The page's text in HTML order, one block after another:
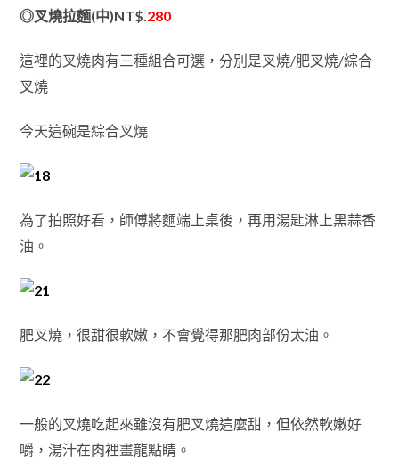
◎叉燒拉麵(中)NT$.280
這裡的叉燒肉有三種組合可選，分別是叉燒/肥叉燒/綜合
叉燒
今天這碗是綜合叉燒
為了拍照好看，師傅將麵端上桌後，再用湯匙淋上黑蒜香
油。
肥叉燒，很甜很軟嫩，不會覺得那肥肉部份太油。
一般的叉燒吃起來雖沒有肥叉燒這麼甜，但依然軟嫩好
嚼，湯汁在肉裡畫龍點睛。